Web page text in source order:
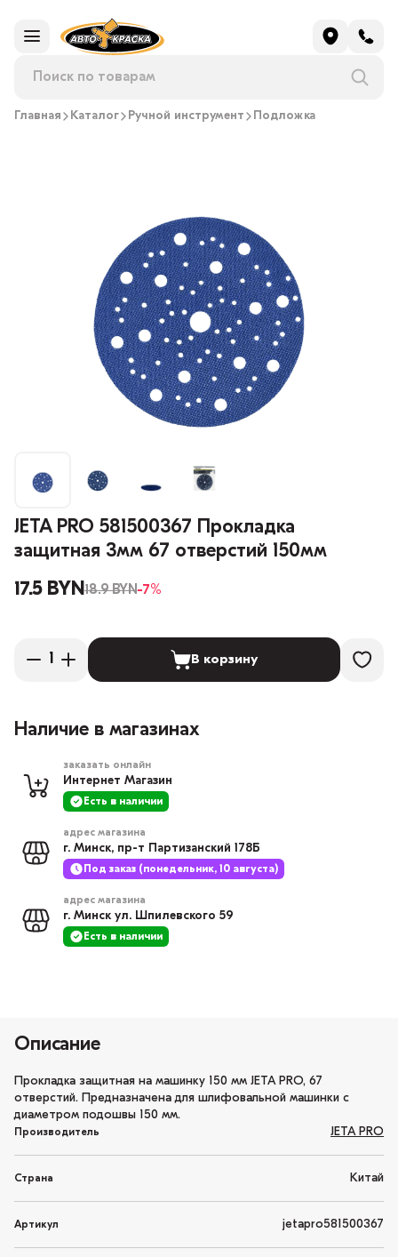
Главная Каталог Ручной инструмент Подложка
JETA PRO 581500367 Прокладка
защитная 3мм 67 отверстий 150мм
17.5 BYN18.9 BYN-7%
В корзину
Наличие в магазинах
заказать онлайн
Интернет Магазин
Есть в наличии
адрес магазина
г. Минск, пр-т Партизанский 178Б
Под заказ (понедельник, 10 августа)
адрес магазина
г. Минск ул. Шпилевского 59
Есть в наличии
Описание
Прокладка защитная на машинку 150 мм JETA PRO, 67
отверстий. Предназначена для шлифовальной машинки с
диаметром подошвы 150 мм.
Производитель JETA PRO
Страна Китай
Артикул jetapro581500367